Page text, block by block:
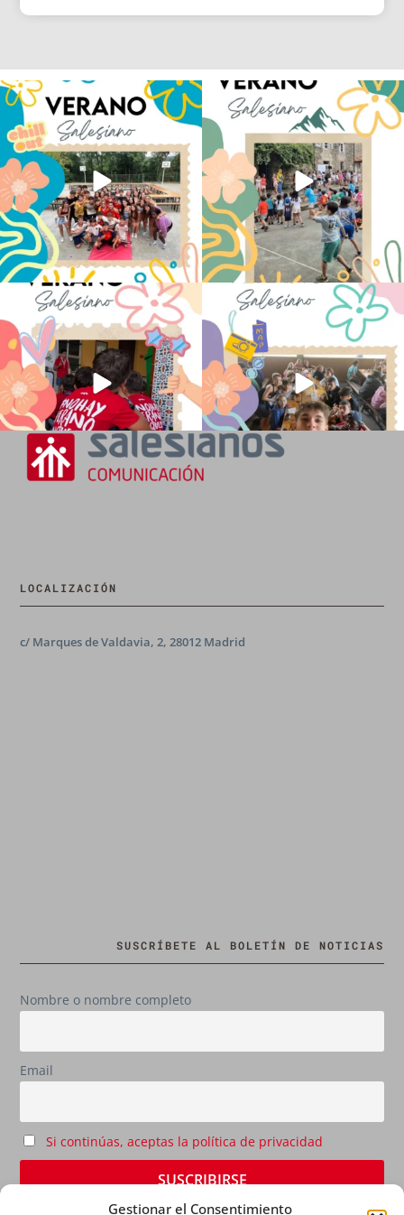
Gestionar el Consentimiento
Los alumnos de 6º de Primaria, 1º y 2º
de la ESO...
146 2
La diversión y la alegría también se han
sentido...
97 0
No hay verano sin que sea Salesiano ❤️
💫 en Luz 4
...
0
viviendo la alegría en el campamento
...
LOCALIZACIÓN
c/ Marques de Valdavia, 2, 28012 Madrid
SUSCRÍBETE AL BOLETÍN DE NOTICIAS
Nombre o nombre completo
Email
Si continúas, aceptas la política de privacidad